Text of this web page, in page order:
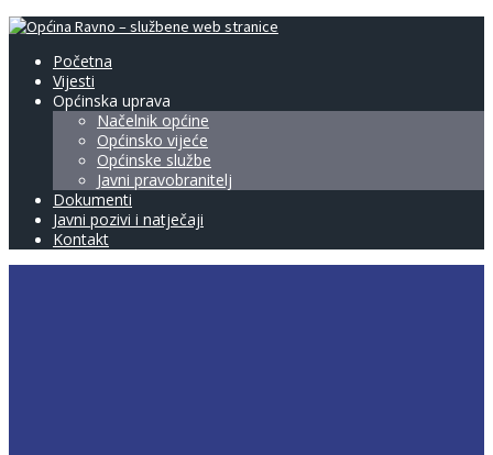
Početna
Vijesti
Općinska uprava
Načelnik općine
Općinsko vijeće
Općinske službe
Javni pravobranitelj
Dokumenti
Javni pozivi i natječaji
Kontakt